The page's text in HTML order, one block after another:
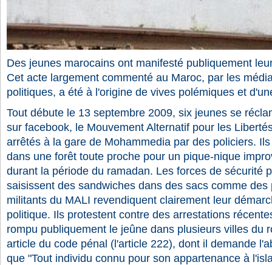
Des jeunes marocains ont manifesté publiquement
Cet acte largement commenté au Maroc, par les
politiques, a été à l'origine de vives polémiques et
Tout débute le 13 septembre 2009, six jeunes se
sur facebook, le Mouvement Alternatif pour les
arrêtés à la gare de Mohammedia par des policiers.
dans une forêt toute proche pour un pique-nique
durant la période du ramadan. Les forces de sécurité
saisissent des sandwiches dans des sacs comme
militants du MALI revendiquent clairement leur
politique. Ils protestent contre des arrestations
rompu publiquement le jeûne dans plusieurs villes du
article du code pénal (l'article 222), dont il demande
que "Tout individu connu pour son appartenance à